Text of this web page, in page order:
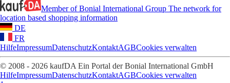
Member of Bonial International Group The network for
location based shopping information
DE
FR
HilfeImpressumDatenschutzKontaktAGBCookies verwalten
© 2008 - 2026 kaufDA Ein Portal der Bonial International GmbH
HilfeImpressumDatenschutzKontaktAGBCookies verwalten